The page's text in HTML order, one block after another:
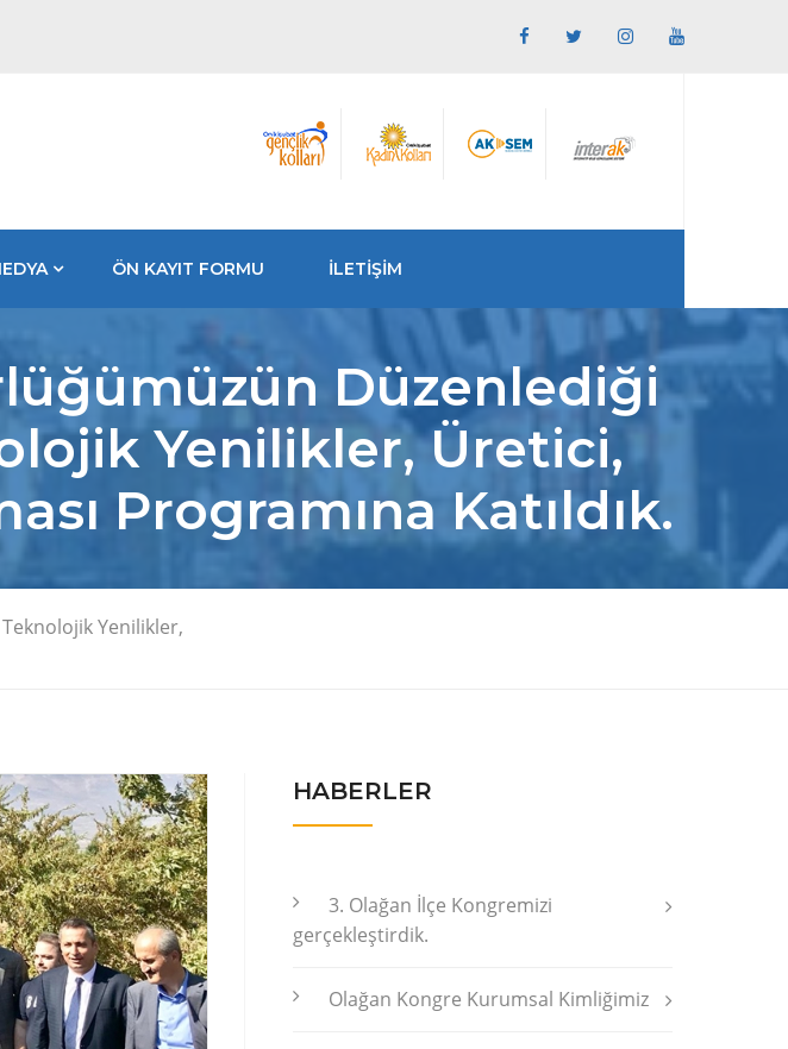
ÖN KAYIT FORMU İLETİŞİM
Düzenlediği
Yenilikler, Üretici,
Programına Katıldık.
Yenilikler,
HABERLER
3. Olağan İlçe Kongremizi
gerçekleştirdik.
Olağan Kongre Kurumsal Kimliğimiz